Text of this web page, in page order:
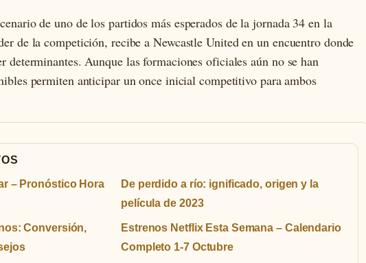
de uno de los partidos más esperados de la jornada 34 en la
de la competición, recibe a Newcastle United en un encuentro donde
determinantes. Aunque las formaciones oficiales aún no se han
permiten anticipar un once inicial competitivo para ambos
– Pronóstico Hora
De perdido a río: ignificado, origen y la
película de 2023
Conversión,
Estrenos Netflix Esta Semana – Calendario
Completo 1-7 Octubre